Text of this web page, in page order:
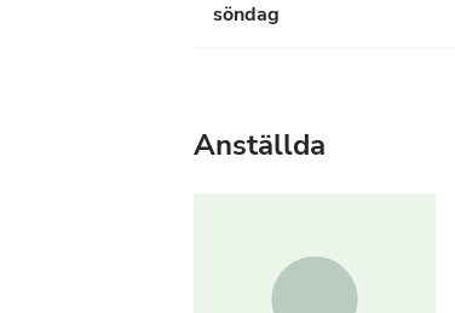
söndag
Anställda